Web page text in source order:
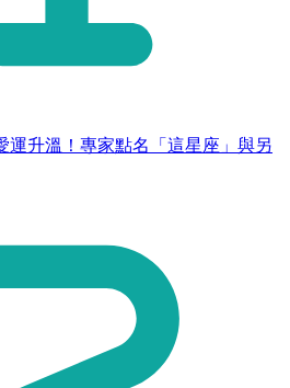
運升溫！專家點名「這星座」與另